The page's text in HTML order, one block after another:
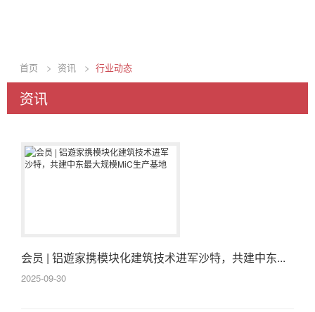
首页 > 资讯 > 行业动态
资讯
会员 | 铝遊家携模块化建筑技术进军沙特，共建中东...
2025-09-30